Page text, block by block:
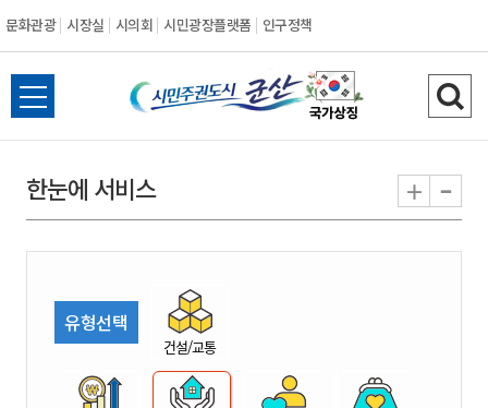
문화관광 시장실 시의회 시민광장플랫폼 인구정책
시
민
권
시
전
체
뉴
열
검
색
기
한눈에 서비스 + -
유형선택
건설/교통